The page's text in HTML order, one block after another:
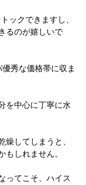
ックできますし、
るのが嬉しいで
秀な価格帯に収ま
を中心に丁寧に水
燥してしまうと、
もしれません。
ってこそ、ハイス